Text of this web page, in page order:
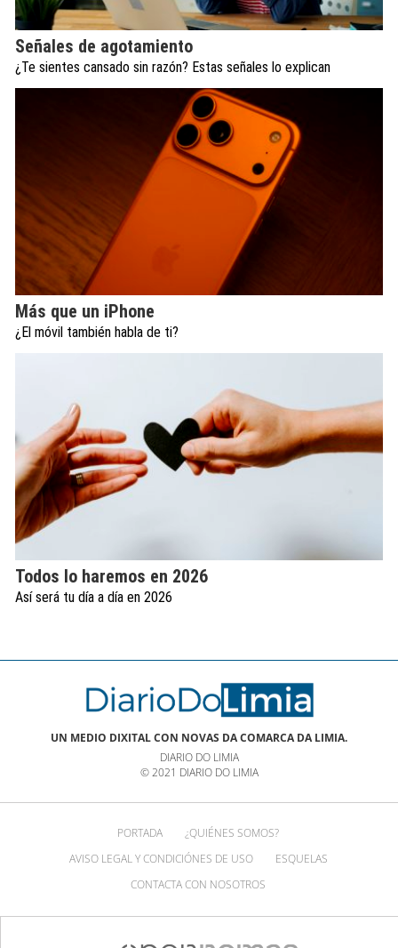
Señales de agotamiento
¿Te sientes cansado sin razón? Estas señales lo explican
Más que un iPhone
¿El móvil también habla de ti?
Todos lo haremos en 2026
Así será tu día a día en 2026
UN MEDIO DIXITAL CON NOVAS DA COMARCA DA LIMIA.
DIARIO DO LIMIA
© 2021 DIARIO DO LIMIA
PORTADA
¿QUIÉNES SOMOS?
AVISO LEGAL Y CONDICIÓNES DE USO
ESQUELAS
CONTACTA CON NOSOTROS